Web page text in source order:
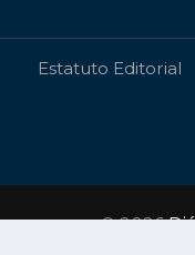
Estatuto Editorial
© 2026